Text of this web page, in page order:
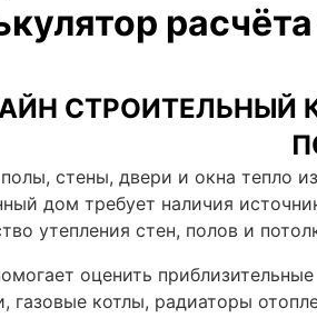
СТРОИТЕЛЬНЫЙ
стены, двери и окна тепло
дом требует наличия
утепления стен, полов и
оценить
газовые котлы, радиаторы